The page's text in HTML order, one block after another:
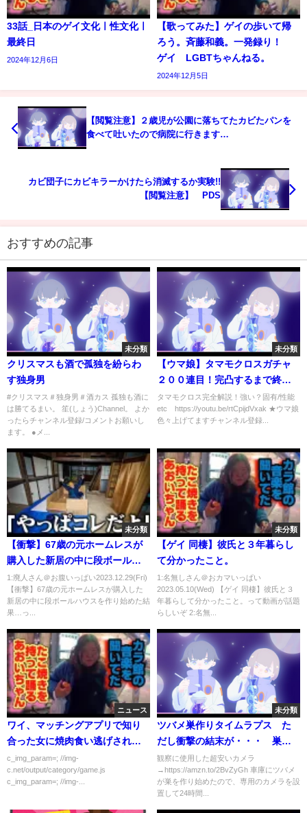
33話_日本のゲイ文化ㅣ性文化ㅣ
最終日
2024年12月6日
【歌ってみた】ゲイの歩いて帰
ろう。斉藤和義。一発録り！
ゲイ LGBTちゃんねる。
2024年12月5日
【閲覧注意】２歳児が公園に落ちてたカビたパンを
食べて吐いたので病院に行きます…
カビ団子にカビキラーかけたら消滅するか実験!!
【閲覧注意】 PDS
おすすめの記事
未分類
クリスマスも酒で孤独を紛らわ
す独身男
#クリスマス＃独身男＃酒カス 孤独も酒に
は勝てるまい。 笙(しょう)Channel。 よか
ったらチャンネル登録/コメントお願いし
ます。 ●メ...
未分類
【ウマ娘】タマモクロスガチャ
２００連目！完凸するまで終わ
れまてん生放送します！【のっ
ちん NottinTVウマ娘 プリティー
ダービー攻略 タマちゃん/タマモ
タマモクロス完全解説！強い？固有/性能
etc https://youtu.be/rtCpijdVxak ★ウマ娘
色々上げてますチャンネル登録...
未分類
【衝撃】67歳の元ホームレスが
購入した新居の中に段ボールハ
ウスを作り始めた結果…
1:廃人さん＠お腹いっぱい2023.12.29(Fri)
【衝撃】67歳の元ホームレスが購入した
新居の中に段ボールハウスを作り始めた結
果…っ...
未分類
【ゲイ 同棲】彼氏と３年暮らし
て分かったこと。
1:名無しさん＠おカマいっぱい
2023.05.10(Wed) 【ゲイ 同棲】彼氏と３
年暮らして分かったこと。って動画が話題
らしいぞ 2:名無...
ニュース
ワイ、マッチングアプリで知り
合った女に焼肉食い逃げされて
しまう…
c_img_param=; //img-
c.net/output/category/game.js
c_img_param=; //img-...
未分類
ツバメ巣作りタイムラプス た
だし衝撃の結末が・・・ 巣作
り～ヒナ誕生～子育て～そし
て・・・
観察に使用した超安いカメラ
→https://amzn.to/2BvZyGh 車庫にツバメ
が巣を作り始めたので、専用のカメラを設
置して24時間...